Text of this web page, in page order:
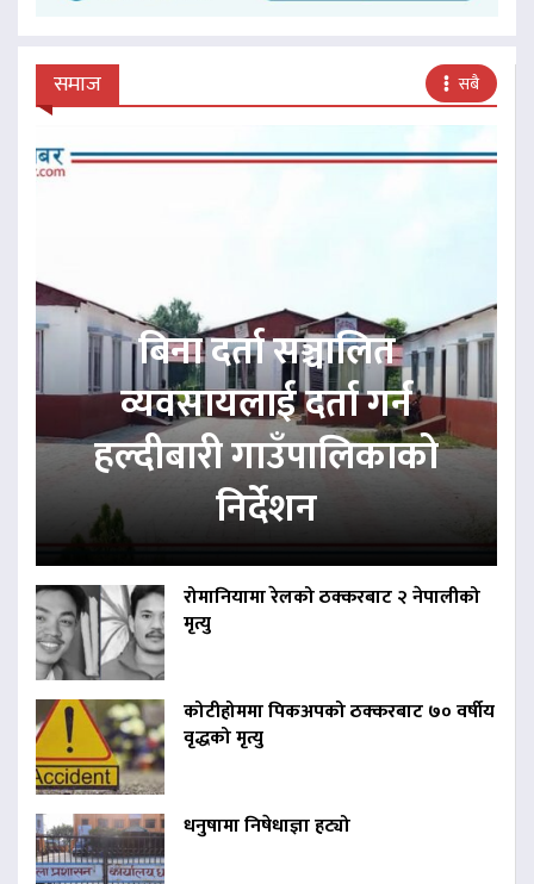
समाज सबै
बिना दर्ता सञ्चालित
व्यवसायलाई दर्ता गर्न
हल्दीबारी गाउँपालिकाको
निर्देशन
रोमानियामा रेलको ठक्करबाट २ नेपालीको
मृत्यु
कोटीहोममा पिकअपको ठक्करबाट ७० वर्षीय
वृद्धको मृत्यु
धनुषामा निषेधाज्ञा हट्यो